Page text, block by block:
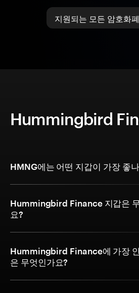
지원되는 모든 암호화
Hummingbird
HMNG에는 어떤 지갑이 가장 좋
Hummingbird Finance 지갑은
요?
Hummingbird Finance에 가장
은 무엇인가요?